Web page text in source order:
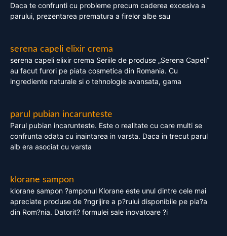
Daca te confrunti cu probleme precum caderea excesiva a
parului, prezentarea prematura a firelor albe sau
serena capeli elixir crema
serena capeli elixir crema Seriile de produse „Serena Capeli”
au facut furori pe piata cosmetica din Romania. Cu
ingrediente naturale si o tehnologie avansata, gama
parul pubian incarunteste
Parul pubian incarunteste. Este o realitate cu care multi se
confrunta odata cu inaintarea in varsta. Daca in trecut parul
alb era asociat cu varsta
klorane sampon
klorane sampon ?amponul Klorane este unul dintre cele mai
apreciate produse de ?ngrijire a p?rului disponibile pe pia?a
din Rom?nia. Datorit? formulei sale inovatoare ?i